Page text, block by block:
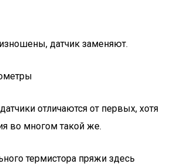
датчик заменяют.
отличаются от первых, хотя
во многом такой же.
термистора пряжи здесь